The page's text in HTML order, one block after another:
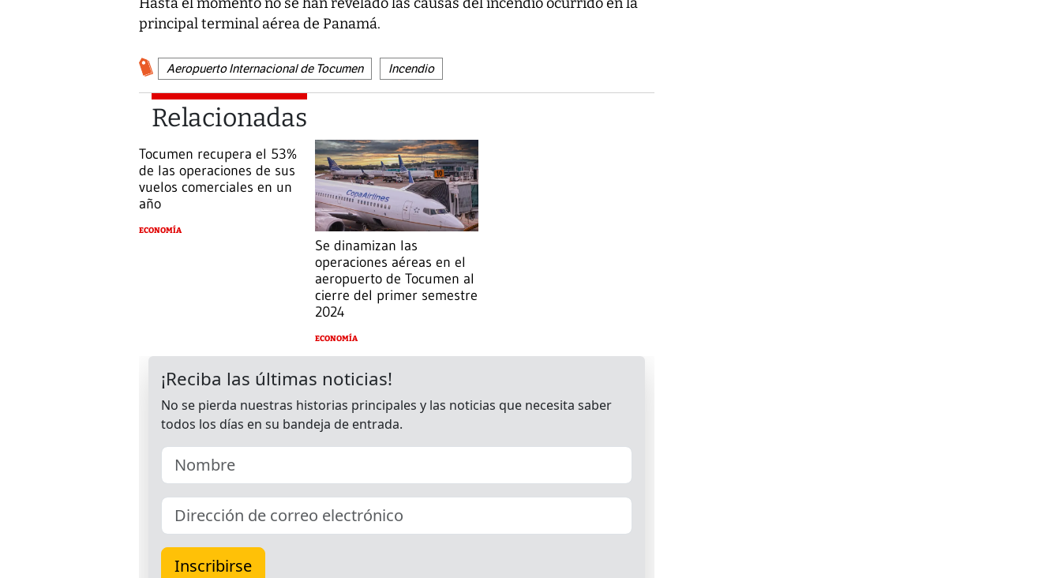
Hasta el momento no se han revelado las causas del incendio ocurrido en la
principal terminal aérea de Panamá.
Aeropuerto Internacional de Tocumen Incendio
Relacionadas
Tocumen recupera el 53%
de las operaciones de sus
vuelos comerciales en un
año
ECONOMÍA
Se dinamizan las
operaciones aéreas en el
aeropuerto de Tocumen al
cierre del primer semestre
2024
ECONOMÍA